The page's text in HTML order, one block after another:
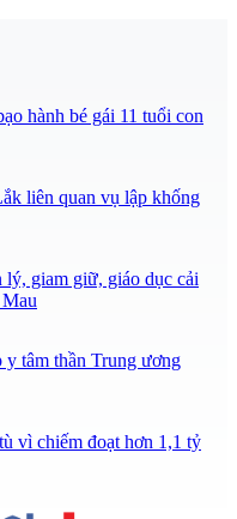
hành bé gái 11 tuổi con
liên quan vụ lập khống
lý, giam giữ, giáo dục cải
tâm thần Trung ương
vì chiếm đoạt hơn 1,1 tỷ